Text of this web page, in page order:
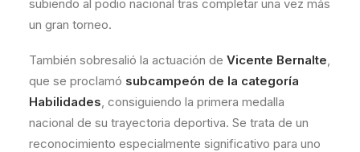
subiendo al podio nacional tras completar una vez más
un gran torneo.
También sobresalió la actuación de Vicente Bernalte,
que se proclamó subcampeón de la categoría
Habilidades, consiguiendo la primera medalla
nacional de su trayectoria deportiva. Se trata de un
reconocimiento especialmente significativo para uno